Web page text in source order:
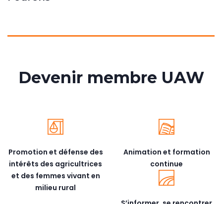
Devenir membre UAW
Promotion et défense des
intérêts des agricultrices
et des femmes vivant en
milieu rural
Animation et formation
continue